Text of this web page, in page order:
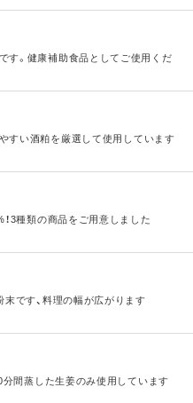
す。健康補助食品としてご使用くだ
すい酒粕を厳選して使用しています
3種類の商品をご用意しました
です、料理の幅が広がります
分間蒸した生姜のみ使用しています